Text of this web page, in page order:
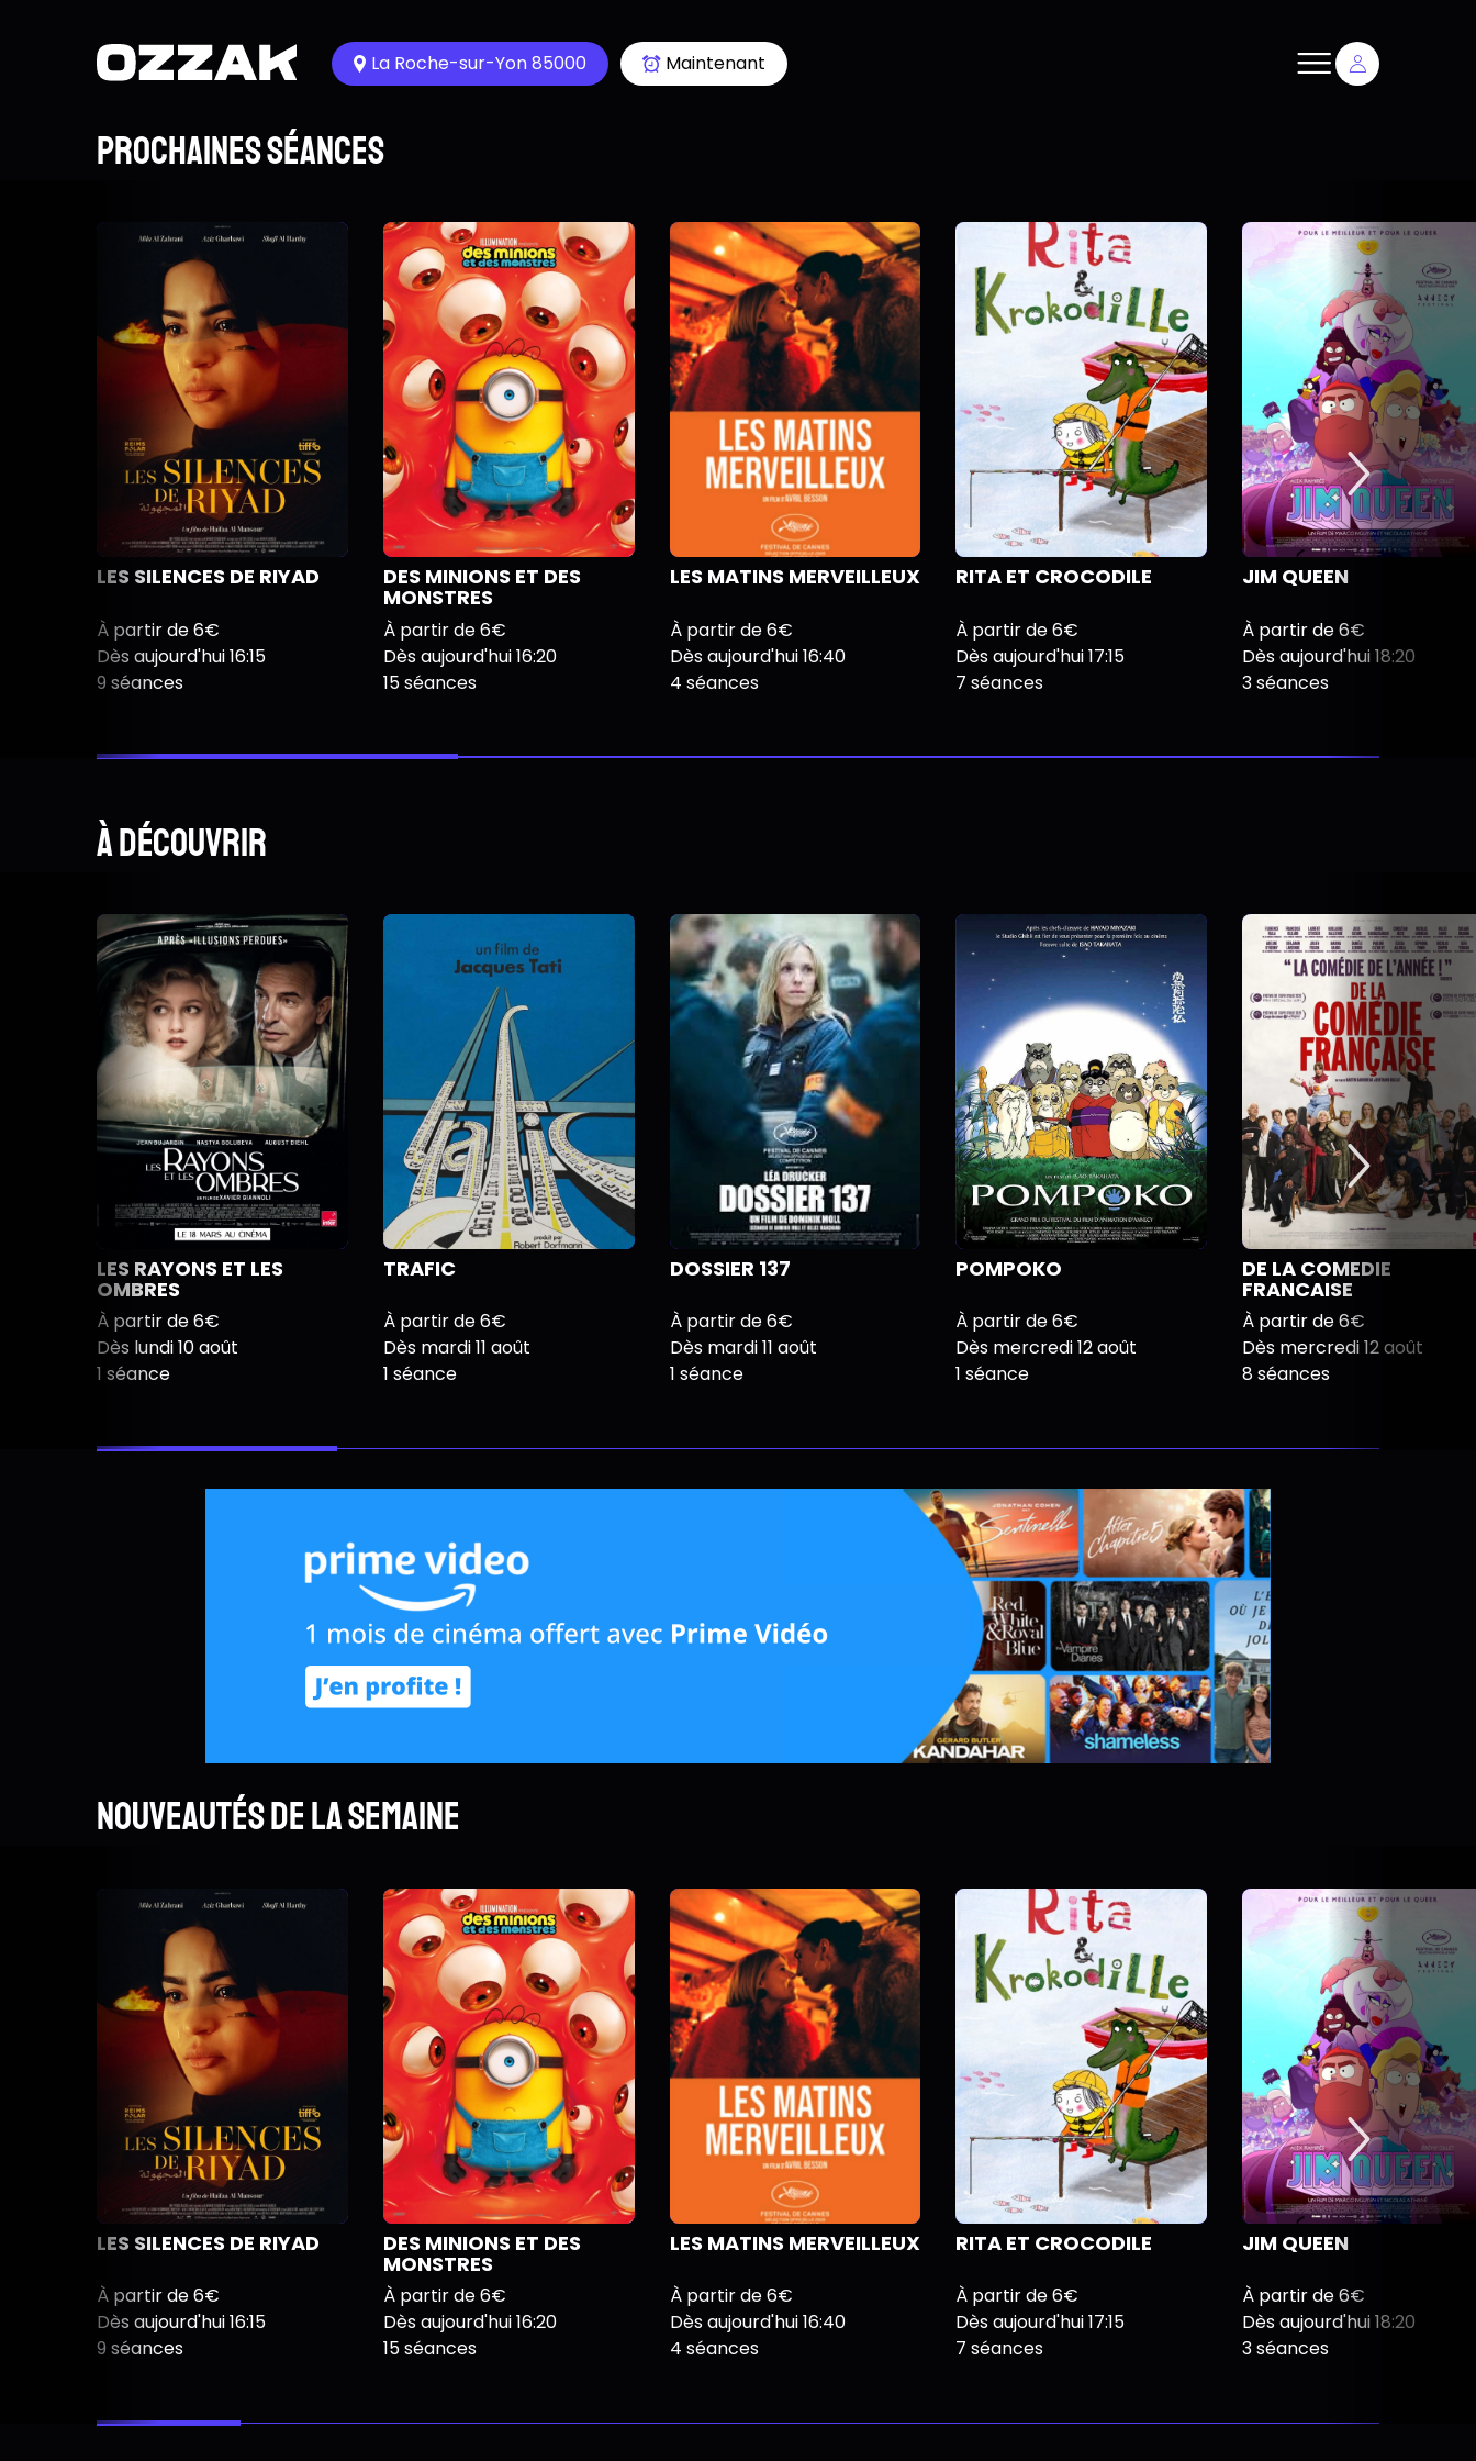
La Roche-sur-Yon 85000 Maintenant
Prochaines séances
LES SILENCES DE RIYAD
À partir de 6€
Dès aujourd'hui 16:15
9 séances
DES MINIONS ET DES
MONSTRES
À partir de 6€
Dès aujourd'hui 16:20
15 séances
LES MATINS MERVEILLEUX
À partir de 6€
Dès aujourd'hui 16:40
4 séances
RITA ET CROCODILE
À partir de 6€
Dès aujourd'hui 17:15
7 séances
JIM QUEEN
À partir de 6€
Dès aujourd'hui 18:20
3 séances
À découvrir
LES RAYONS ET LES
OMBRES
À partir de 6€
Dès lundi 10 août
1 séance
TRAFIC
À partir de 6€
Dès mardi 11 août
1 séance
DOSSIER 137
À partir de 6€
Dès mardi 11 août
1 séance
POMPOKO
À partir de 6€
Dès mercredi 12 août
1 séance
DE LA COMEDIE
FRANCAISE
À partir de 6€
Dès mercredi 12 août
8 séances
Nouveautés de la semaine
LES SILENCES DE RIYAD
À partir de 6€
Dès aujourd'hui 16:15
9 séances
DES MINIONS ET DES
MONSTRES
À partir de 6€
Dès aujourd'hui 16:20
15 séances
LES MATINS MERVEILLEUX
À partir de 6€
Dès aujourd'hui 16:40
4 séances
RITA ET CROCODILE
À partir de 6€
Dès aujourd'hui 17:15
7 séances
JIM QUEEN
À partir de 6€
Dès aujourd'hui 18:20
3 séances